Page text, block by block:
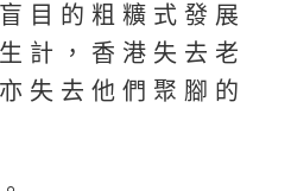
目的粗䊯式發展
計，香港失去老
失去他們聚腳的